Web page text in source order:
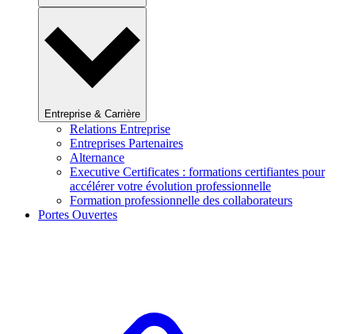
Entreprise & Carrière
Relations Entreprise
Entreprises Partenaires
Alternance
Executive Certificates : formations certifiantes pour
accélérer votre évolution professionnelle
Formation professionnelle des collaborateurs
Portes Ouvertes